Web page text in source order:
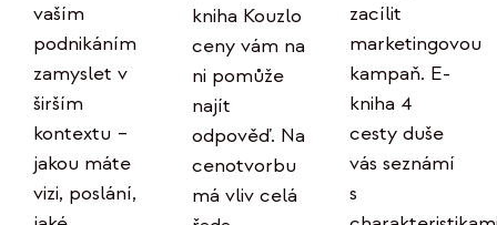
vaším
podnikáním
zamyslet v
širším
kontextu –
jakou máte
vizi, poslání,
kniha Kouzlo
ceny vám na
ni pomůže
najít
odpověď. Na
cenotvorbu
má vliv celá
zacílit
marketingovou
kampaň. E-
kniha 4
cesty duše
vás seznámí
s